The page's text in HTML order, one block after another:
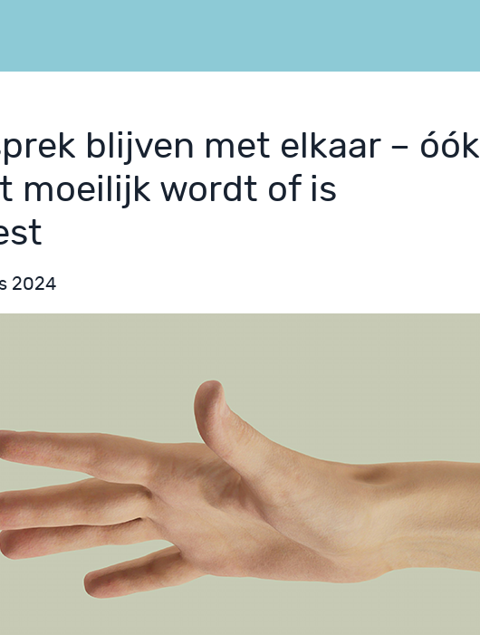
blijven met elkaar – óók
moeilijk wordt of is
2024